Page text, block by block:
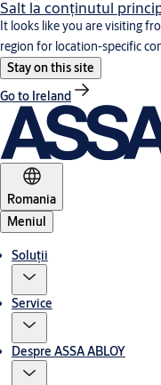
Salt la conţinutul
It looks like you are visiting
region for location-specific
Stay on this site
Go to Ireland
Romania
Meniul
Soluții
Service
Despre ASSA ABLOY